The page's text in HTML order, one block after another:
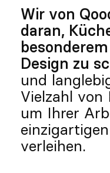
Wir von
daran,
Design zu
und
Vielzahl von
um Ihrer
verleihen.